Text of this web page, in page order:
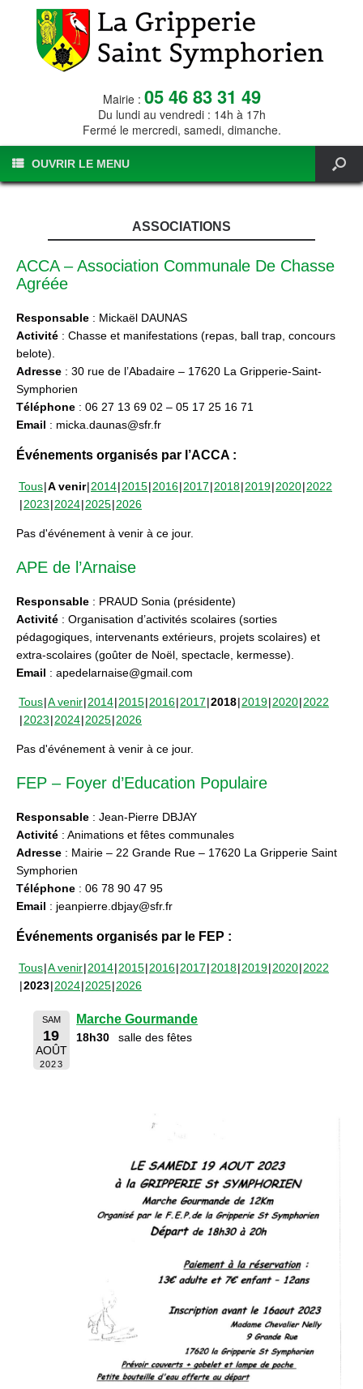
Mairie : 05 46 83 31 49
Du lundi au vendredi : 14h à 17h
Fermé le mercredi, samedi, dimanche.
OUVRIR LE MENU
ASSOCIATIONS
ACCA – Association Communale De Chasse
Agréée
Responsable : Mickaël DAUNAS
Activité : Chasse et manifestations (repas, ball trap, concours
belote).
Adresse : 30 rue de l’Abadaire – 17620 La Gripperie-Saint-
Symphorien
Téléphone : 06 27 13 69 02 – 05 17 25 16 71
Email : micka.daunas@sfr.fr
Événements organisés par l’ACCA :
Tous A venir 2014 2015 2016 2017 2018 2019 2020 2022
2023 2024 2025 2026
Pas d'événement à venir à ce jour.
APE de l’Arnaise
Responsable : PRAUD Sonia (présidente)
Activité : Organisation d’activités scolaires (sorties
pédagogiques, intervenants extérieurs, projets scolaires) et
extra-scolaires (goûter de Noël, spectacle, kermesse).
Email : apedelarnaise@gmail.com
Tous A venir 2014 2015 2016 2017 2018 2019 2020 2022
2023 2024 2025 2026
Pas d'événement à venir à ce jour.
FEP – Foyer d’Education Populaire
Responsable : Jean-Pierre DBJAY
Activité : Animations et fêtes communales
Adresse : Mairie – 22 Grande Rue – 17620 La Gripperie Saint
Symphorien
Téléphone : 06 78 90 47 95
Email : jeanpierre.dbjay@sfr.fr
Événements organisés par le FEP :
Tous A venir 2014 2015 2016 2017 2018 2019 2020 2022
2023 2024 2025 2026
SAM
19
AOÛT
2023
Marche Gourmande
18h30 salle des fêtes